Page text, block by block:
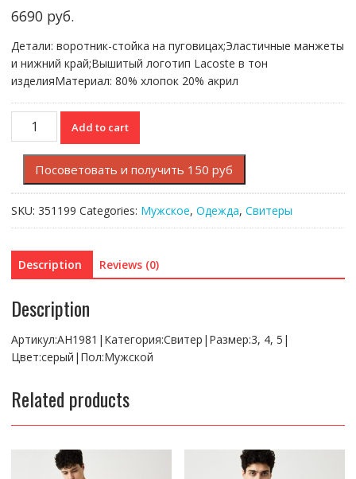
6690руб.
Детали: воротник-стойка на пуговицах;Эластичные манжеты
и нижний край;Вышитый логотип Lacoste в тон
изделияМатериал: 80% хлопок 20% акрил
Свитер
Lacoste
quantity
Add to cart
Посоветовать и получить 150 руб
SKU: 351199 Categories: Мужское, Одежда, Свитеры
Description Reviews (0)
Description
Артикул:AH1981|Категория:Свитер|Размер:3, 4, 5|
Цвет:серый|Пол:Мужской
Related products